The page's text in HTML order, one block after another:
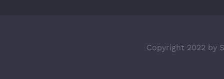
Copyright 2022 by